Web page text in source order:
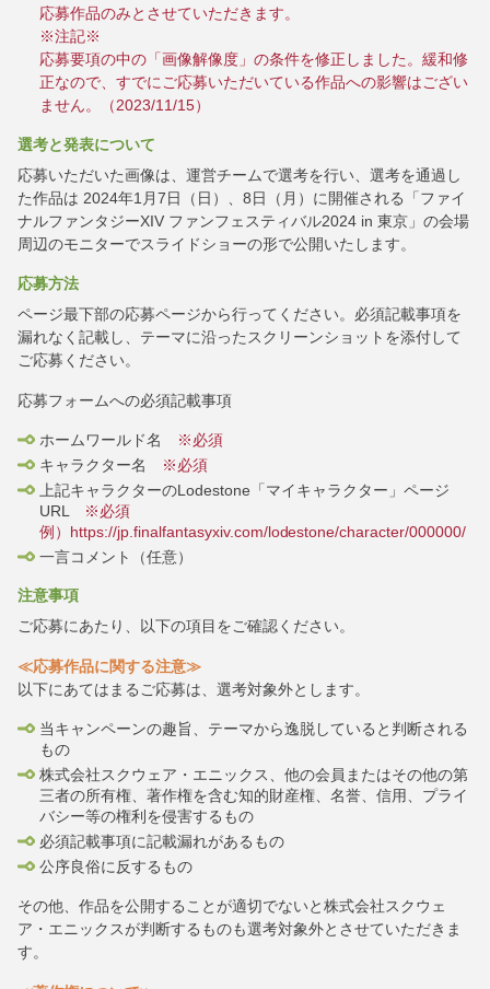
応募作品のみとさせていただきます。
※注記※
応募要項の中の「画像解像度」の条件を修正しました。緩和修
正なので、すでにご応募いただいている作品への影響はござい
ません。（2023/11/15）
選考と発表について
応募いただいた画像は、運営チームで選考を行い、選考を通過し
た作品は 2024年1月7日（日）、8日（月）に開催される「ファイ
ナルファンタジーXIV ファンフェスティバル2024 in 東京」の会場
周辺のモニターでスライドショーの形で公開いたします。
応募方法
ページ最下部の応募ページから行ってください。必須記載事項を
漏れなく記載し、テーマに沿ったスクリーンショットを添付して
ご応募ください。
応募フォームへの必須記載事項
ホームワールド名
※必須
キャラクター名
※必須
上記キャラクターのLodestone「マイキャラクター」ページ
URL
※必須
例）https://jp.finalfantasyxiv.com/lodestone/character/000000/
一言コメント（任意）
注意事項
ご応募にあたり、以下の項目をご確認ください。
≪応募作品に関する注意≫
以下にあてはまるご応募は、選考対象外とします。
当キャンペーンの趣旨、テーマから逸脱していると判断される
もの
株式会社スクウェア・エニックス、他の会員またはその他の第
三者の所有権、著作権を含む知的財産権、名誉、信用、プライ
バシー等の権利を侵害するもの
必須記載事項に記載漏れがあるもの
公序良俗に反するもの
その他、作品を公開することが適切でないと株式会社スクウェ
ア・エニックスが判断するものも選考対象外とさせていただきま
す。